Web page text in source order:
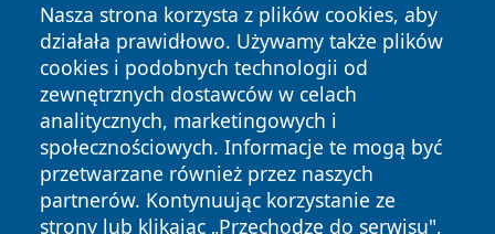
Nasza strona korzysta z plików cookies, aby
działała prawidłowo. Używamy także plików
cookies i podobnych technologii od
zewnętrznych dostawców w celach
analitycznych, marketingowych i
społecznościowych. Informacje te mogą być
przetwarzane również przez naszych
partnerów. Kontynuując korzystanie ze
strony lub klikając „Przechodzę do serwisu",
Copyright © 2026 mojzgierz.pl Wszystkie prawa zastrzeżone.
News Autorzy
Polityka
Prywatności
Polityka
Cookies